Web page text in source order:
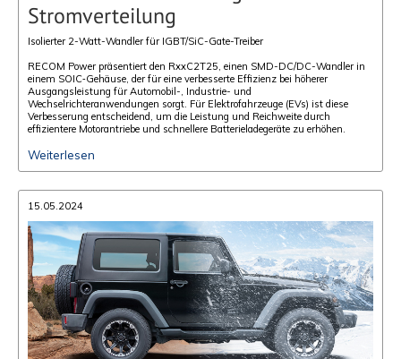
Stromverteilung
Isolierter 2-Watt-Wandler für IGBT/SiC-Gate-Treiber
RECOM Power präsentiert den RxxC2T25, einen SMD-DC/DC-Wandler in
einem SOIC‑Gehäuse, der für eine verbesserte Effizienz bei höherer
Ausgangsleistung für Automobil-, Industrie- und
Wechselrichteranwendungen sorgt. Für Elektrofahrzeuge (EVs) ist diese
Verbesserung entscheidend, um die Leistung und Reichweite durch
effizientere Motorantriebe und schnellere Batterieladegeräte zu erhöhen.
Weiterlesen
15.05.2024